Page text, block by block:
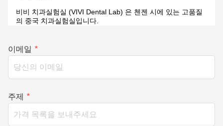
비비 치과실험실 (VIVI Dental Lab) 은 첸젠 시에 있는 고품질
의 중국 치과실험실입니다.
이메일 *
주제 *